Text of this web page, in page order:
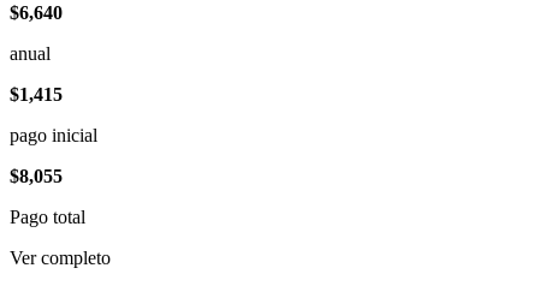
$6,640
anual
$1,415
pago inicial
$8,055
Pago total
Ver completo